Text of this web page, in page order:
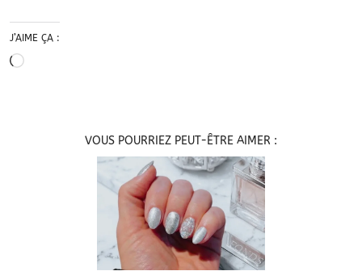
J’AIME ÇA :
Chargement…
VOUS POURRIEZ PEUT-ÊTRE AIMER :